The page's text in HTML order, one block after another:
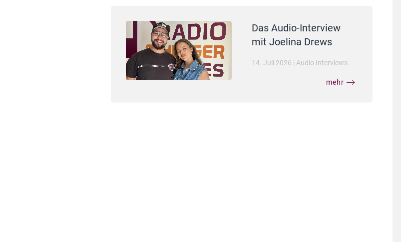
Das Audio-Interview
mit Joelina Drews
14. Juli 2026 | Audio Interviews
mehr